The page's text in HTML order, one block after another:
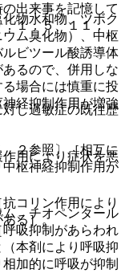
物水和物、ツボク
ム臭化物）、中枢
ビツール酸誘導体
るので、併用しな
場合には慎重に投
経抑制作用が増強
２参照〕［相互に
枢神経抑制作用が
、チオペンタール
吸抑制があらわれ
本剤により呼吸抑
加的に呼吸が抑制
出来事を記憶して
１．５、１１．
し過敏症の既往歴
用により症状を悪
コリン作用により
る］。